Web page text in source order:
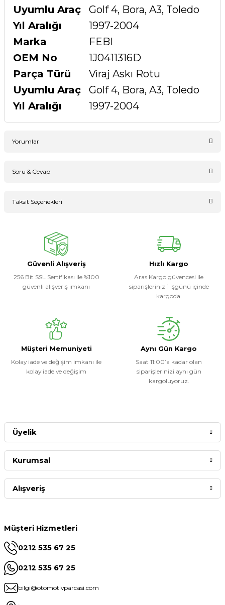
Uyumlu Araç
Golf 4, Bora, A3, Toledo
Yıl Aralığı
1997-2004
Marka
FEBI
OEM No
1J0411316D
Parça Türü
Viraj Askı Rotu
Uyumlu Araç
Golf 4, Bora, A3, Toledo
Yıl Aralığı
1997-2004
Yorumlar
Soru & Cevap
Taksit Seçenekleri
Güvenli Alışveriş
256 Bit SSL Sertifikası ile %100
güvenli alışveriş imkanı
Hızlı Kargo
Aras Kargo güvencesi ile
siparişleriniz 1 işgünü içinde
kargoda.
Müşteri Memuniyeti
Kolay iade ve değişim imkanı ile
kolay iade ve değişim
Aynı Gün Kargo
Saat 11:00’a kadar olan
siparişlerinizi aynı gün
kargoluyoruz.
Müşteri Hizmetleri
0212 535 67 25
0212 535 67 25
bilgi@otomotivparcasi.com
Üyelik
Kurumsal
Alışveriş